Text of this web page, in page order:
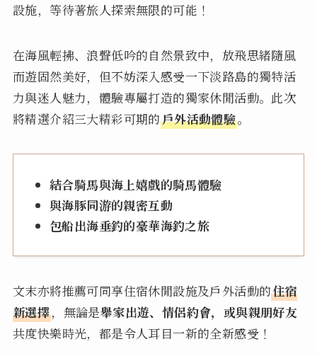
設施，等待著旅人探索無限的可能！
在海風輕拂、浪聲低吟的自然景致中，放飛思緒隨風
而遊固然美好，但不妨深入感受一下淡路島的獨特活
力與迷人魅力，體驗專屬打造的獨家休閒活動。此次
將精選介紹三大精彩可期的戶外活動體驗。
結合騎馬與海上嬉戲的騎馬體驗
與海豚同游的親密互動
包船出海垂釣的豪華海釣之旅
文末亦將推薦可同享住宿休閒設施及戶外活動的住宿
新選擇，無論是舉家出遊、情侶約會，或與親朋好友
共度快樂時光，都是令人耳目一新的全新感受！